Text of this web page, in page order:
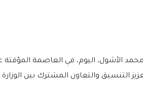
محمد الأشول، اليوم، في العاصمة
التنسيق والتعاون المشترك بين